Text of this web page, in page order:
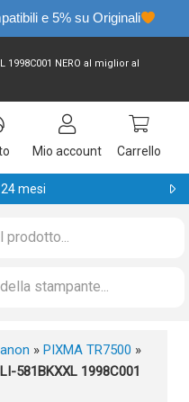
e 5% su Originali
1998C001 NERO al miglior al
Mio account Carrello
mesi
» PIXMA TR7500 »
581BKXXL 1998C001